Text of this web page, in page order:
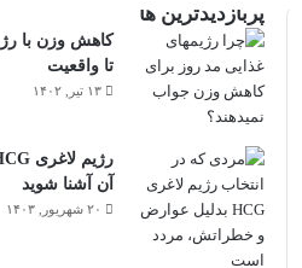
پربازدیدترین ها
کاهش وزن با
تا واقعیت
۱۳ تیر, ۱۴۰۲
آن آشنا شوید
۲۰ شهریور, ۱۴۰۳